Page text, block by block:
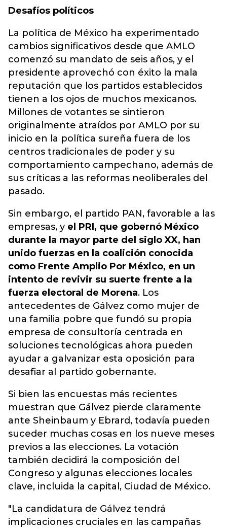
Desafíos políticos
La política de México ha experimentado
cambios significativos desde que AMLO
comenzó su mandato de seis años, y el
presidente aprovechó con éxito la mala
reputación que los partidos establecidos
tienen a los ojos de muchos mexicanos.
Millones de votantes se sintieron
originalmente atraídos por AMLO por su
inicio en la política sureña fuera de los
centros tradicionales de poder y su
comportamiento campechano, además de
sus críticas a las reformas neoliberales del
pasado.
Sin embargo, el partido PAN, favorable a las
empresas, y el PRI, que gobernó México
durante la mayor parte del siglo XX, han
unido fuerzas en la coalición conocida
como Frente Amplio Por México, en un
intento de revivir su suerte frente a la
fuerza electoral de Morena. Los
antecedentes de Gálvez como mujer de
una familia pobre que fundó su propia
empresa de consultoría centrada en
soluciones tecnológicas ahora pueden
ayudar a galvanizar esta oposición para
desafiar al partido gobernante.
Si bien las encuestas más recientes
muestran que Gálvez pierde claramente
ante Sheinbaum y Ebrard, todavía pueden
suceder muchas cosas en los nueve meses
previos a las elecciones. La votación
también decidirá la composición del
Congreso y algunas elecciones locales
clave, incluida la capital, Ciudad de México.
"La candidatura de Gálvez tendrá
implicaciones cruciales en las campañas